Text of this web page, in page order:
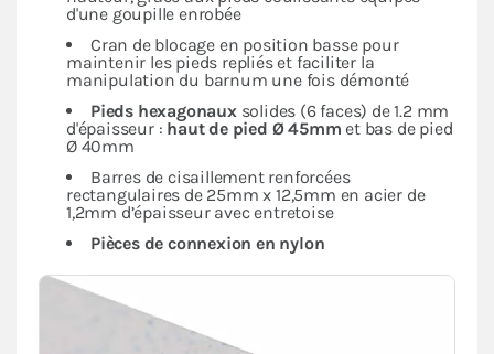
d'une goupille enrobée
Cran de blocage en position basse pour
maintenir les pieds repliés et faciliter la
manipulation du barnum une fois démonté
Pieds hexagonauxsolides (6 faces) de 1.2 mm
d'épaisseur : haut de pied Ø 45mm et bas de pied
Ø 40mm
Barres de cisaillement renforcées
rectangulaires de 25mm x 12,5mm en acier de
1,2mm d’épaisseur avec entretoise
Pièces de connexion en nylon